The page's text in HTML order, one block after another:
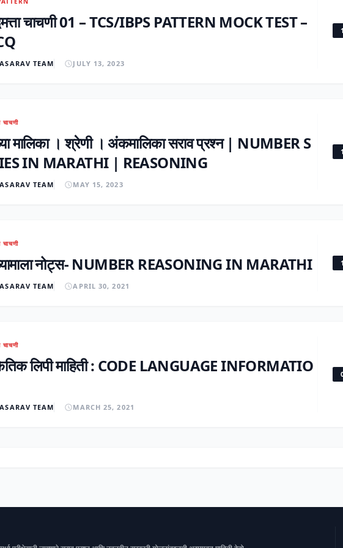
चाचणी 01 – TCS/IBPS PATTERN MOCK TEST –
TEAM JULY 13, 2023
1
चाचणी
मालिका । श्रेणी । अंकमालिका सराव प्रश्न | NUMBER S
IN MARATHI | REASONING
TEAM MAY 15, 2023
1
चाचणी
नोट्स- NUMBER REASONING IN MARATHI
TEAM APRIL 30, 2021
1
चाचणी
लिपी माहिती : CODE LANGUAGE INFORMATIO
TEAM MARCH 25, 2021